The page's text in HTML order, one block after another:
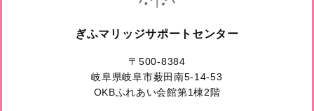
ぎふマリッジサポートセンター
〒500-8384
岐阜県岐阜市薮田南5-14-53
OKBふれあい会館第1棟2階